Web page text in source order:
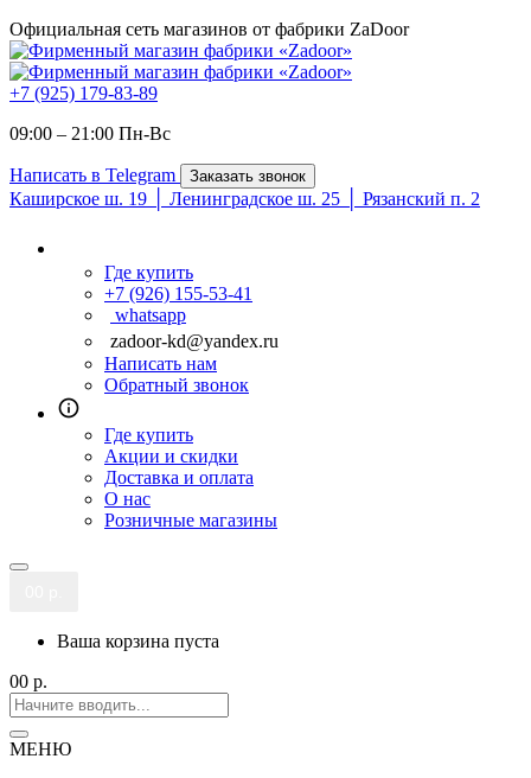
Официальная сеть магазинов от фабрики ZaDoor
+7 (925) 179-83-89
09:00 – 21:00 Пн-Вc
Написать в Telegram Заказать звонок
Каширское ш. 19 │ Ленинградское ш. 25 │ Рязанский п. 2
Где купить
+7 (926) 155-53-41
whatsapp
zadoor-kd@yandex.ru
Написать нам
Обратный звонок
Где купить
Акции и скидки
Доставка и оплата
О нас
Розничные магазины
Ваша корзина пуста
00 р.
МЕНЮ